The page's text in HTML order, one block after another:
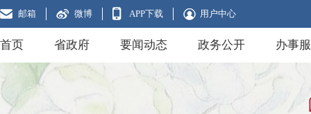
邮箱 微博 APP下载 用户中心
首页 省政府 要闻动态 政务公开 办事